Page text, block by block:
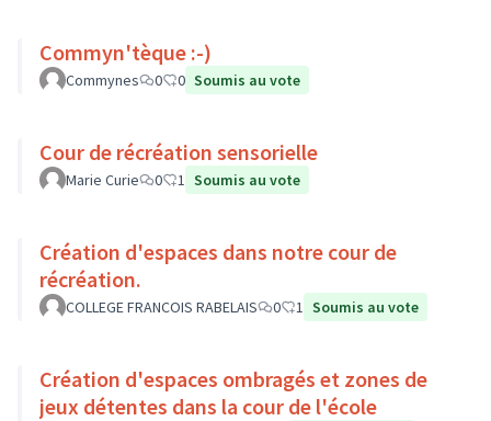
Commyn'tèque :-)
Commynes 0 0 Soumis au vote
Cour de récréation sensorielle
Marie Curie 0 1 Soumis au vote
Création d'espaces dans notre cour de
récréation.
COLLEGE FRANCOIS RABELAIS 0 1 Soumis au vote
Création d'espaces ombragés et zones de
jeux détentes dans la cour de l'école